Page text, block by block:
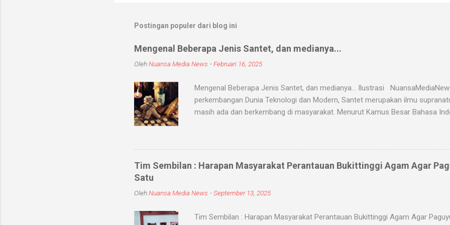
Postingan populer dari blog ini
Mengenal Beberapa Jenis Santet, dan medianya...
OlehNuansa Media News -Februari 16, 2025
Mengenal Beberapa Jenis Santet, dan medianya... Ilustrasi
perkembangan Dunia Teknologi dan Modern, Santet merupakan ilmu
masih ada dan berkembang di masyarakat. Menurut Kamus Besar Bahasa
objek atau kejadian dengan kekuatan supranatural dari paranormal.
kaum sebangsanya untuk membahayakan orang lain. Banyak medium yang
untuk menyantet seseorang, diantaranya boneka, dupa, kembang, paku,
Medium-medium tersebut 'dikirim' oleh para dukun atau 'orang pintar' yang
khodam Santet jenis ini bekerja ketika dukun santet mengirimkan makhluk
Tim Sembilan : Harapan Masyarakat Perantauan Bukittinggi Agam Agar
Satu
OlehNuansa Media News -September 13, 2025
Tim Sembilan : Harapan Masyarakat Perantauan Bukittinggi Agam Agar